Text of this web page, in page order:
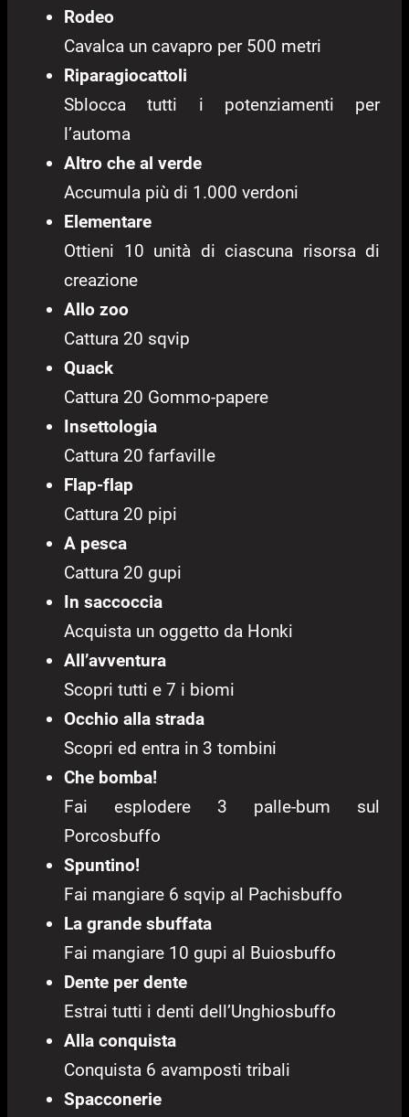
Rodeo
Cavalca un cavapro per 500 metri
Riparagiocattoli
Sblocca tutti i potenziamenti per
l’automa
Altro che al verde
Accumula più di 1.000 verdoni
Elementare
Ottieni 10 unità di ciascuna risorsa di
creazione
Allo zoo
Cattura 20 sqvip
Quack
Cattura 20 Gommo-papere
Insettologia
Cattura 20 farfaville
Flap-flap
Cattura 20 pipi
A pesca
Cattura 20 gupi
In saccoccia
Acquista un oggetto da Honki
All’avventura
Scopri tutti e 7 i biomi
Occhio alla strada
Scopri ed entra in 3 tombini
Che bomba!
Fai esplodere 3 palle-bum sul
Porcosbuffo
Spuntino!
Fai mangiare 6 sqvip al Pachisbuffo
La grande sbuffata
Fai mangiare 10 gupi al Buiosbuffo
Dente per dente
Estrai tutti i denti dell’Unghiosbuffo
Alla conquista
Conquista 6 avamposti tribali
Spacconerie